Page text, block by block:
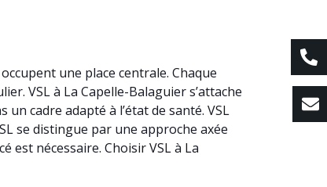
une place centrale. Chaque
VSL à La Capelle-Balaguier s’attache
cadre adapté à l’état de santé. VSL
se distingue par une approche axée
est nécessaire. Choisir VSL à La